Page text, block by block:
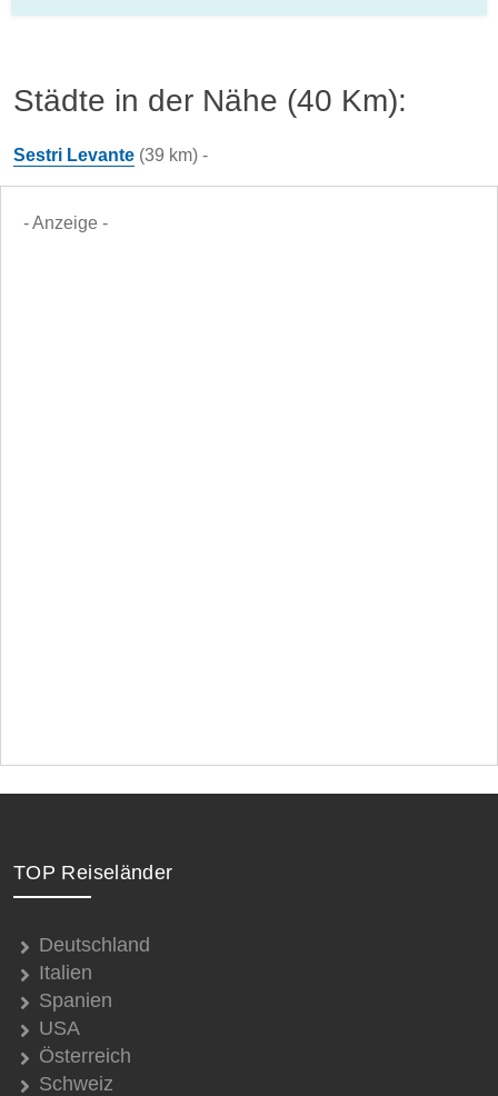
Städte in der Nähe (40 Km):
Sestri Levante (39 km) -
- Anzeige -
TOP Reiseländer
Deutschland
Italien
Spanien
USA
Österreich
Schweiz